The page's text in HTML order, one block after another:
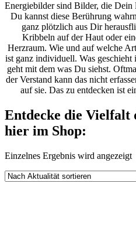
Energiebilder sind Bilder, die Dein
Du kannst diese Berührung
ganz plötzlich aus Dir
Kribbeln auf der Haut oder
Herzraum. Wie und auf welche
ist ganz individuell. Was geschieht
geht mit dem was Du siehst.
der Verstand kann das nicht
auf sie. Das zu entdecken ist
Entdecke die
hier im Shop:
Einzelnes Ergebnis wird angezeigt